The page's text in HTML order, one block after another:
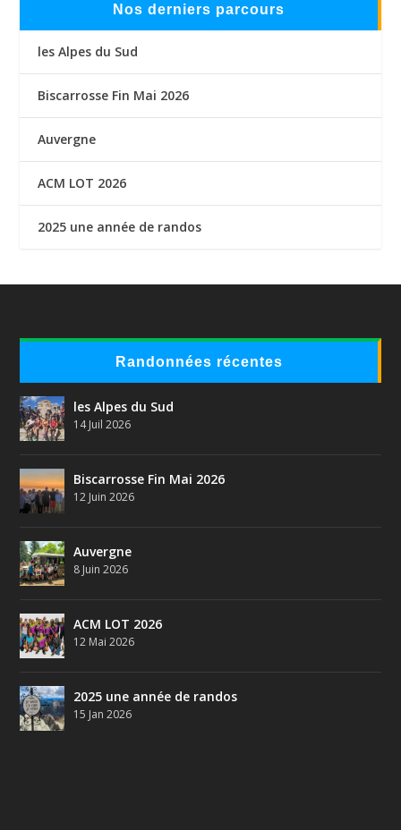
Nos derniers parcours
les Alpes du Sud
Biscarrosse Fin Mai 2026
Auvergne
ACM LOT 2026
2025 une année de randos
Randonnées récentes
les Alpes du Sud
14 Juil 2026
Biscarrosse Fin Mai 2026
12 Juin 2026
Auvergne
8 Juin 2026
ACM LOT 2026
12 Mai 2026
2025 une année de randos
15 Jan 2026